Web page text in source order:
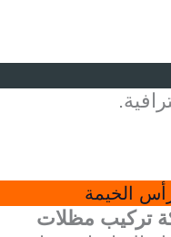
الخيمة
تركيب مظلات